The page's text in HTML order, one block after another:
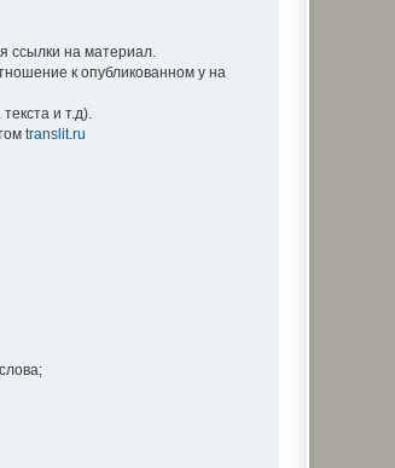
ссылки на материал.
к опубликованном у на
и т.д).
translit.ru